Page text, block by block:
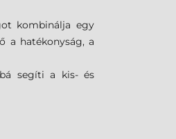
kombinálja egy
a hatékonyság, a
segíti a kis- és